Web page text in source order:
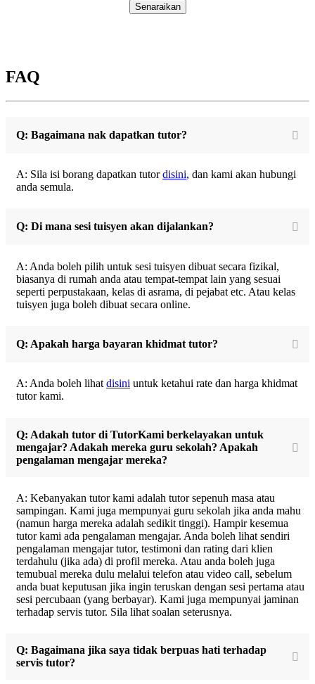
Senaraikan
FAQ
Q: Bagaimana nak dapatkan tutor?
A: Sila isi borang dapatkan tutordisini, dan kami akan hubungi
anda semula.
Q: Di mana sesi tuisyen akan dijalankan?
A: Anda boleh pilih untuk sesi tuisyen dibuat secara fizikal,
biasanya di rumah anda atau tempat-tempat lain yang sesuai
seperti perpustakaan, kelas di asrama, di pejabat etc. Atau kelas
tuisyen juga boleh dibuat secara online.
Q: Apakah harga bayaran khidmat tutor?
A: Anda boleh lihat disini untuk ketahui rate dan harga khidmat
tutor kami.
Q: Adakah tutor di TutorKami berkelayakan untuk
mengajar? Adakah mereka guru sekolah? Apakah
pengalaman mengajar mereka?
A: Kebanyakan tutor kami adalah tutor sepenuh masa atau
sampingan. Kami juga mempunyai guru sekolah jika anda mahu
(namun harga mereka adalah sedikit tinggi). Hampir kesemua
tutor kami ada pengalaman mengajar. Anda boleh lihat sendiri
pengalaman mengajar tutor, testimoni dan rating dari klien
terdahulu (jika ada) di profil mereka. Atau anda boleh juga
temubual mereka dulu melalui telefon atau video call, sebelum
anda buat keputusan jika ingin teruskan dengan sesi pertama atau
sesi percubaan (yang berbayar). Kami juga mempunyai jaminan
terhadap servis tutor. Sila lihat soalan seterusnya.
Q: Bagaimana jika saya tidak berpuas hati terhadap
servis tutor?